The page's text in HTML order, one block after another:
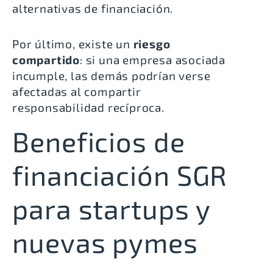
alternativas de financiación.
Por último, existe un riesgo
compartido: si una empresa asociada
incumple, las demás podrían verse
afectadas al compartir
responsabilidad recíproca.
Beneficios de
financiación SGR
para startups y
nuevas pymes